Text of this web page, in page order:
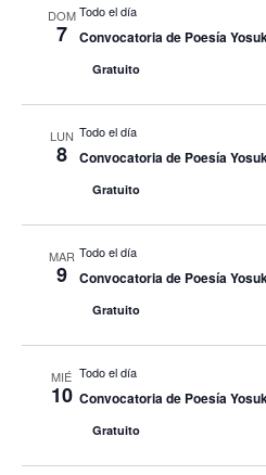
DOM
7
Todo el día
Convocatoria de Poesía
Gratuito
LUN
8
Todo el día
Convocatoria de Poesía
Gratuito
MAR
9
Todo el día
Convocatoria de Poesía
Gratuito
MIÉ
10
Todo el día
Convocatoria de Poesía
Gratuito